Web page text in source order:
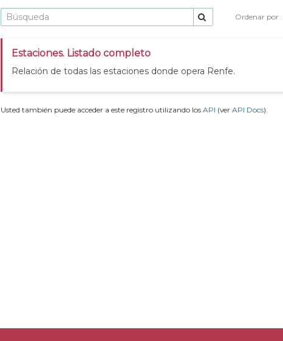
Ordenar por
Estaciones. Listado completo
Relación de todas las estaciones donde opera Renfe.
Usted también puede acceder a este registro utilizando los API (ver API Docs).